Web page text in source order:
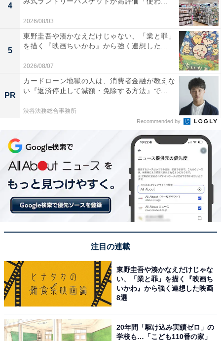
4
2026/08/03
5
東野圭吾や湊かなえだけじゃない、「業と罪」
を描く『映画ちいかわ』から強く連想した...
2026/08/07
PR
カードローン地獄の人は、消費者金融が教えな
い『返済停止して減額・免除する方法』で...
渋谷法務総合事務所
Recommended by
注目の連載
東野圭吾や湊かなえだけじゃな
い、「業と罪」を描く『映画ち
いかわ』から強く連想した映画
8選
20年間「駆け込み実績ゼロ」の
学校も…「こども110番の家」